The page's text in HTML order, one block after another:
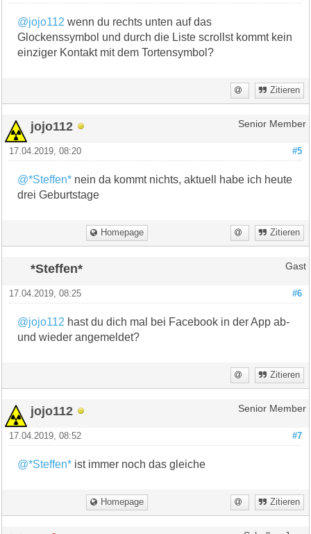
@jojo112 wenn du rechts unten auf das
Glockenssymbol und durch die Liste scrollst kommt kein
einziger Kontakt mit dem Tortensymbol?
Zitieren
jojo112 Senior Member
#5
17.04.2019, 08:20
@*Steffen* nein da kommt nichts, aktuell habe ich heute
drei Geburtstage
Homepage Zitieren
*Steffen* Gast
#6
17.04.2019, 08:25
@jojo112 hast du dich mal bei Facebook in der App ab-
und wieder angemeldet?
Zitieren
jojo112 Senior Member
#7
17.04.2019, 08:52
@*Steffen* ist immer noch das gleiche
Homepage Zitieren